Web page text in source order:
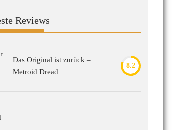
Reviews
Das Original ist zurück –
Metroid Dread
8.2